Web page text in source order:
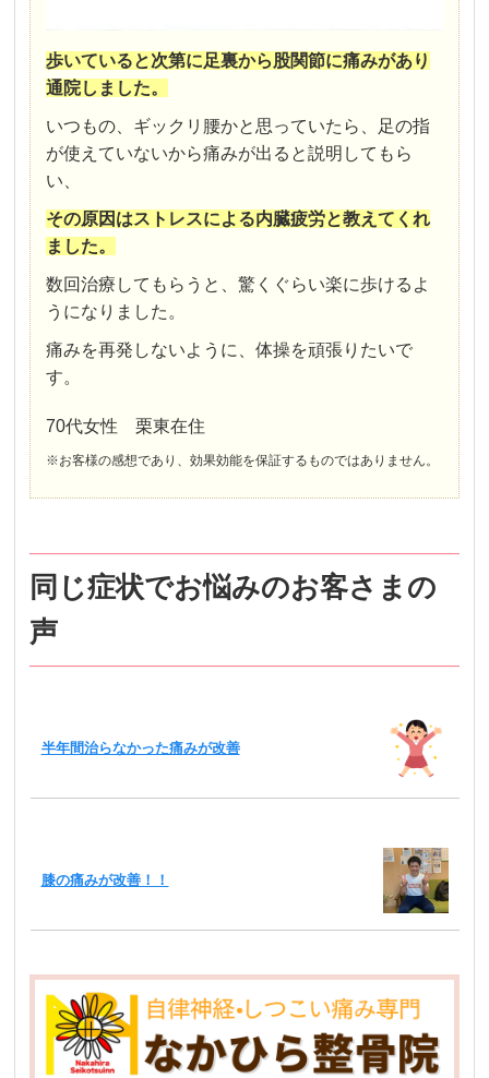
歩いていると次第に足裏から股関節に痛みがあり
通院しました。
いつもの、ギックリ腰かと思っていたら、足の指
が使えていないから痛みが出ると説明してもら
い、
その原因はストレスによる内臓疲労と教えてくれ
ました。
数回治療してもらうと、驚くぐらい楽に歩けるよ
うになりました。
痛みを再発しないように、体操を頑張りたいで
す。
70代女性 栗東在住
※お客様の感想であり、効果効能を保証するものではありません。
同じ症状でお悩みのお客さまの
声
半年間治らなかった痛みが改善
膝の痛みが改善！！